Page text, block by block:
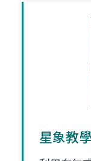
星象教